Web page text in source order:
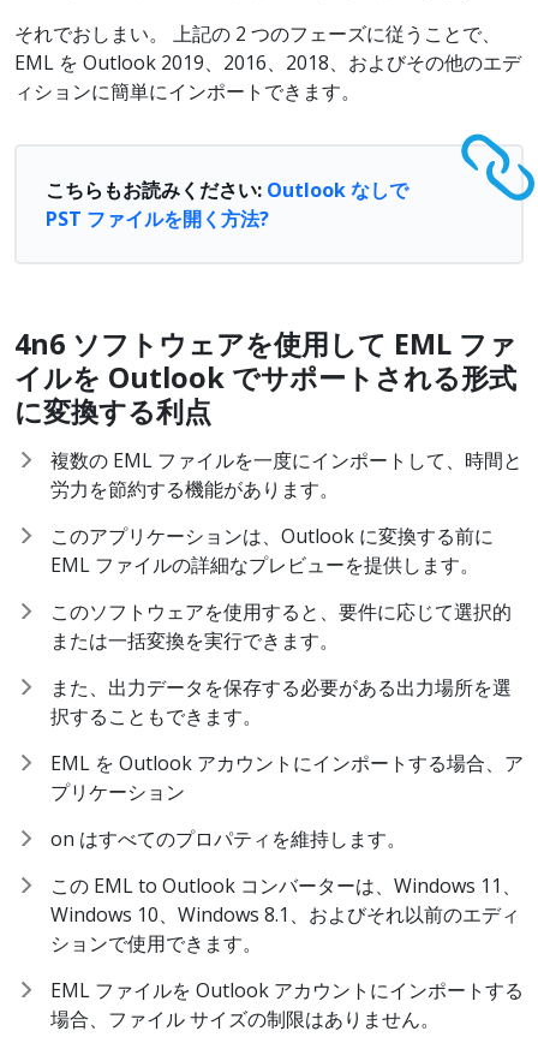
それでおしまい。 上記の 2 つのフェーズに従うことで、
EML を Outlook 2019、2016、2018、およびその他のエデ
ィションに簡単にインポートできます。
こちらもお読みください: Outlook なしで
PST ファイルを開く方法?
4n6 ソフトウェアを使用して EML ファ
イルを Outlook でサポートされる形式
に変換する利点
複数の EML ファイルを一度にインポートして、時間と
労力を節約する機能があります。
このアプリケーションは、Outlook に変換する前に
EML ファイルの詳細なプレビューを提供します。
このソフトウェアを使用すると、要件に応じて選択的
または一括変換を実行できます。
また、出力データを保存する必要がある出力場所を選
択することもできます。
EML を Outlook アカウントにインポートする場合、ア
プリケーション
on はすべてのプロパティを維持します。
この EML to Outlook コンバーターは、Windows 11、
Windows 10、Windows 8.1、およびそれ以前のエディ
ションで使用できます。
EML ファイルを Outlook アカウントにインポートする
場合、ファイル サイズの制限はありません。